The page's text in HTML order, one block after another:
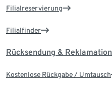
Filialreservierung
Filialfinder
Rücksendung & Reklamation
Kostenlose Rückgabe / Umtausch